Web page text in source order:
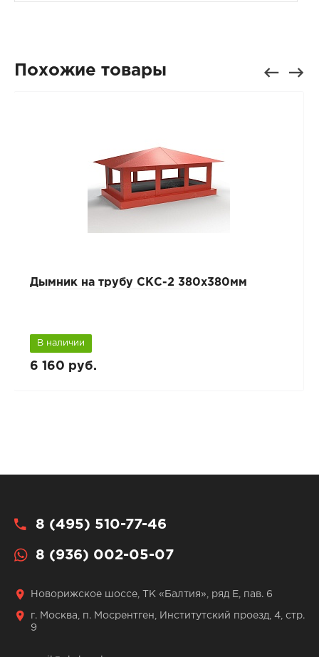
Похожие товары
Дымник на трубу СКС-2 380х380мм
В наличии
6 160 руб.
8 (495) 510-77-46
8 (936) 002-05-07
Новорижское шоссе, ТК «Балтия», ряд Е, пав. 6
г. Москва, п. Мосрентген, Институтский проезд, 4, стр.
9